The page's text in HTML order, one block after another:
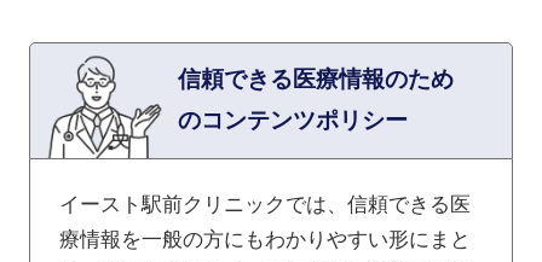
信頼できる医療情報のため
のコンテンツポリシー
イースト駅前クリニックでは、信頼できる医
療情報を一般の方にもわかりやすい形にまと